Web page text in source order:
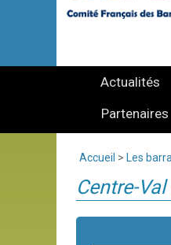
Actualités
Partenaires
Accueil > Les
Centre-